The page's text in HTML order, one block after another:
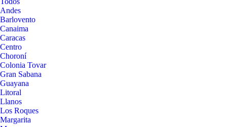
Andes
Barlovento
Canaima
Caracas
Centro
Choroní
Colonia Tovar
Gran Sabana
Guayana
Litoral
Llanos
Los Roques
Margarita